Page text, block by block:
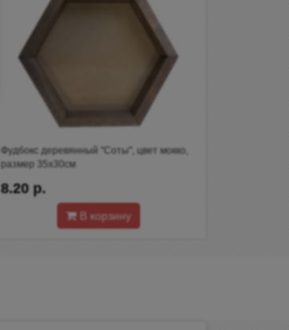
Фудбокс деревянный "Соты", цвет мокко,
размер 35х30см
8.20 р.
В корзину